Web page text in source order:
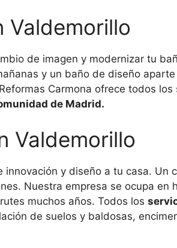
Valdemorillo
de imagen y modernizar tu
y un baño de diseño
Carmona ofrece todos
de Madrid.
Valdemorillo
y diseño a tu casa.
Nuestra empresa se ocupa
muchos años. Todos los
de suelos y baldosas,